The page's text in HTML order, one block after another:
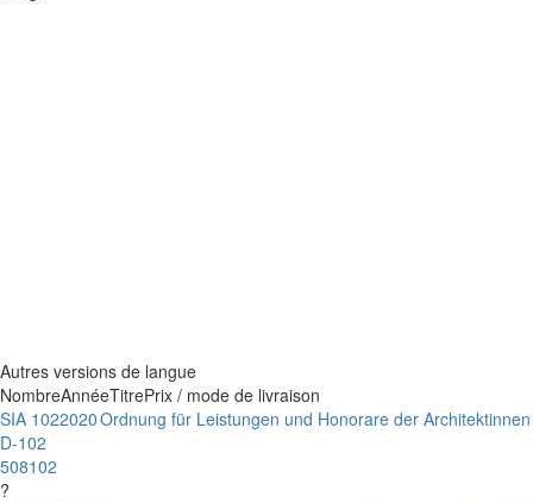
Autres versions de langue
NombreAnnéeTitrePrix / mode de livraison
SIA 102
D-102
508102
?
2020Ordnung für Leistungen und Honorare der